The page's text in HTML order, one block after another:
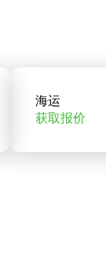
海运
获取报价